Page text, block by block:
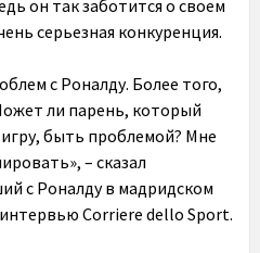
он так заботится о своем
серьезная конкуренция.
с Роналду. Более того,
ли парень, который
быть проблемой? Мне
– сказал
с Роналду в мадридском
интервью Corriere dello Sport.